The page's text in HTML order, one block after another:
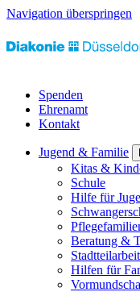
Navigation überspringen
Spenden
Ehrenamt
Kontakt
Jugend & Familie
Kitas &
Schule
Hilfe für
Beratung &
Stadtteilarbeit
Hilfen für